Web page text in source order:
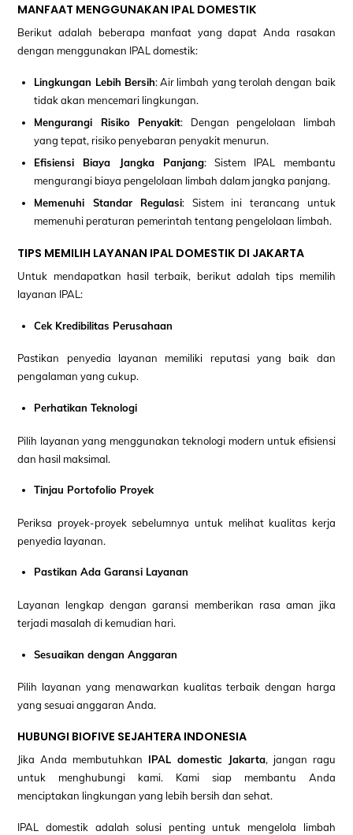
MANFAAT MENGGUNAKAN IPAL DOMESTIK
Berikut adalah beberapa manfaat yang dapat Anda rasakan
dengan menggunakan IPAL domestik:
Lingkungan Lebih Bersih: Air limbah yang terolah dengan baik
tidak akan mencemari lingkungan.
Mengurangi Risiko Penyakit: Dengan pengelolaan limbah
yang tepat, risiko penyebaran penyakit menurun.
Efisiensi Biaya Jangka Panjang: Sistem IPAL membantu
mengurangi biaya pengelolaan limbah dalam jangka panjang.
Memenuhi Standar Regulasi: Sistem ini terancang untuk
memenuhi peraturan pemerintah tentang pengelolaan limbah.
TIPS MEMILIH LAYANAN IPAL DOMESTIK DI JAKARTA
Untuk mendapatkan hasil terbaik, berikut adalah tips memilih
layanan IPAL:
Cek Kredibilitas Perusahaan
Pastikan penyedia layanan memiliki reputasi yang baik dan
pengalaman yang cukup.
Perhatikan Teknologi
Pilih layanan yang menggunakan teknologi modern untuk efisiensi
dan hasil maksimal.
Tinjau Portofolio Proyek
Periksa proyek-proyek sebelumnya untuk melihat kualitas kerja
penyedia layanan.
Pastikan Ada Garansi Layanan
Layanan lengkap dengan garansi memberikan rasa aman jika
terjadi masalah di kemudian hari.
Sesuaikan dengan Anggaran
Pilih layanan yang menawarkan kualitas terbaik dengan harga
yang sesuai anggaran Anda.
HUBUNGI BIOFIVE SEJAHTERA INDONESIA
Jika Anda membutuhkan IPAL domestic Jakarta, jangan ragu
untuk menghubungi kami. Kami siap membantu Anda
menciptakan lingkungan yang lebih bersih dan sehat.
IPAL domestik adalah solusi penting untuk mengelola limbah